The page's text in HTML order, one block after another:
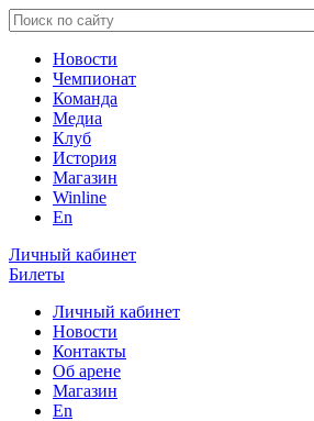
Новости
Чемпионат
Команда
Медиа
Клуб
История
Магазин
Winline
En
Личный кабинет
Билеты
Личный кабинет
Новости
Контакты
Об арене
Магазин
En